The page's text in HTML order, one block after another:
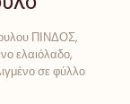
ΠΙΝΔΟΣ,
ελαιόλαδο,
σε φύλλο